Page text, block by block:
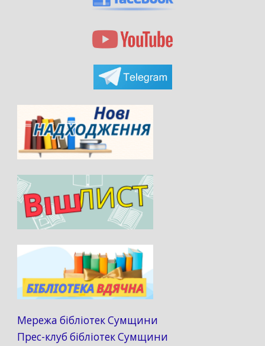
Мережа бібліотек Сумщини
Прес-клуб бібліотек Сумщини